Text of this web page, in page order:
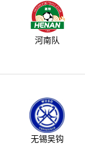
河南队
无锡吴钩